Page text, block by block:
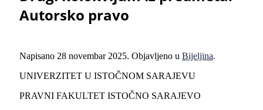
Autorsko pravo
Napisano 28 novembar 2025. Objavljeno u Bijeljina.
UNIVERZITET U ISTOČNOM SARAJEVU
PRAVNI FAKULTET ISTOČNO SARAJEVO